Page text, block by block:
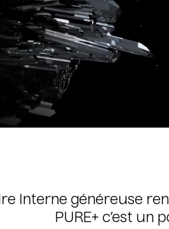
interne généreuse
PURE+ c’est